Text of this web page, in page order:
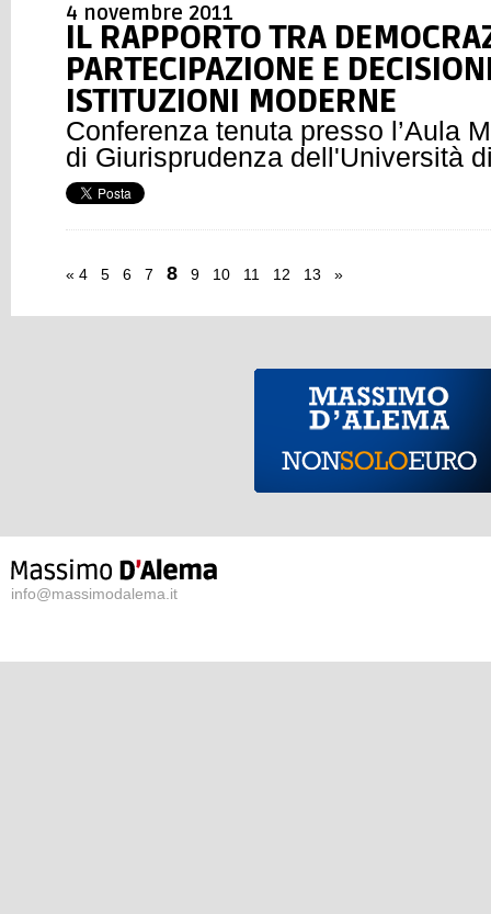
4 novembre 2011
IL RAPPORTO TRA
PARTECIPAZIONE E
ISTITUZIONI MODERNE
Conferenza tenuta presso l’Aula
di Giurisprudenza dell'Università
« 4 5 6 7 8 9 10 11 12 13 »
info@massimodalema.it